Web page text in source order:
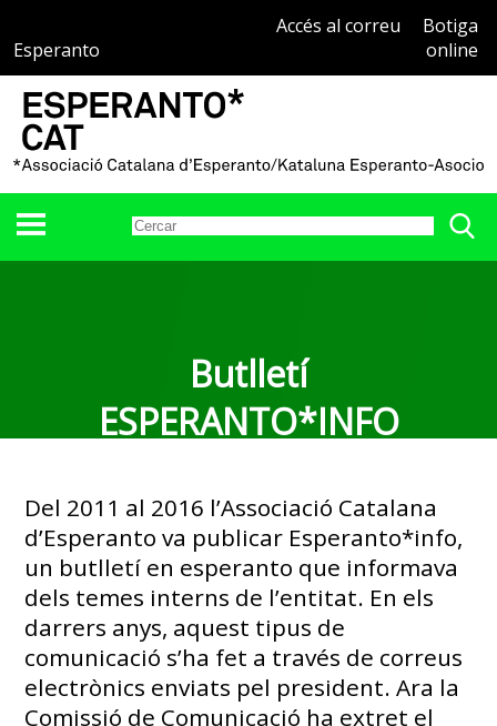
Esperanto
Accés al correu
Botiga
online
Butlletí
ESPERANTO*INFO
Del 2011 al 2016 l’Associació Catalana
d’Esperanto va publicar Esperanto*info,
un butlletí en esperanto que informava
dels temes interns de l’entitat. En els
darrers anys, aquest tipus de
comunicació s’ha fet a través de correus
electrònics enviats pel president. Ara la
Comissió de Comunicació ha extret el